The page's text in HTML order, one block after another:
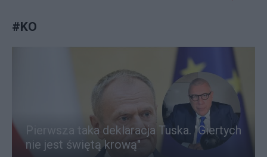
#KO
Pierwsza taka deklaracja Tuska. "Giertych
nie jest świętą krową"